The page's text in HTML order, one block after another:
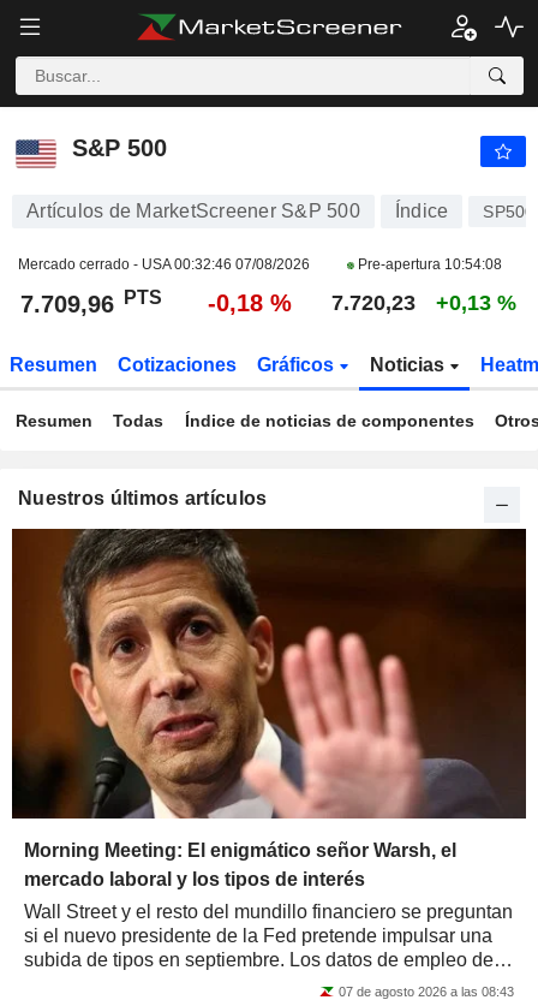
S&P 500
S&P 500
Artículos de MarketScreener S&P 500 Índice SP500
Mercado cerrado - USA00:32:46 07/08/2026 Pre-apertura 10:54:08
7.709,96 PTS -0,18 % 7.720,23 +0,13 %
Resumen Cotizaciones Gráficos Noticias
Resumen Todas Índice de noticias de componentes
Nuestros últimos artículos
Morning Meeting: El enigmático señor Warsh, el
mercado laboral y los tipos de interés
Wall Street y el resto del mundillo financiero se preguntan
si el nuevo presidente de la Fed pretende impulsar una
subida de tipos en septiembre. Los datos de empleo de
Estados Unidos correspondientes...
07 de agosto 2026 a las 08:43